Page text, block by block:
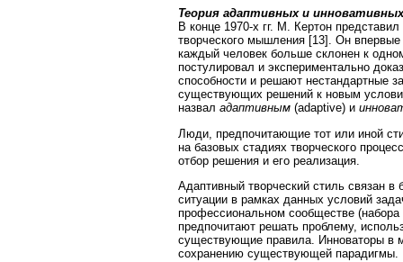
Теория адаптивных и
В конце 1970-х гг. M. Кертон
творческого мышления [13]. Он
каждый человек больше склонен к
постулировал и экспериментально
способности и решают нестандартные
существующих решений к новым
назвал адаптивным (adaptive) и
Люди, предпочитающие тот или иной
на базовых стадиях творческого
отбор решения и его реализация.
Адаптивный творческий стиль связан
ситуации в рамках данных условий
профессиональном сообществе
предпочитают решать проблему,
существующие правила. Инноваторы в
сохранению существующей парадигмы.